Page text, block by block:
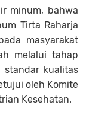
minum, bahwa
Tirta Raharja
masyarakat
melalui tahap
standar kualitas
oleh Komite
Kesehatan.